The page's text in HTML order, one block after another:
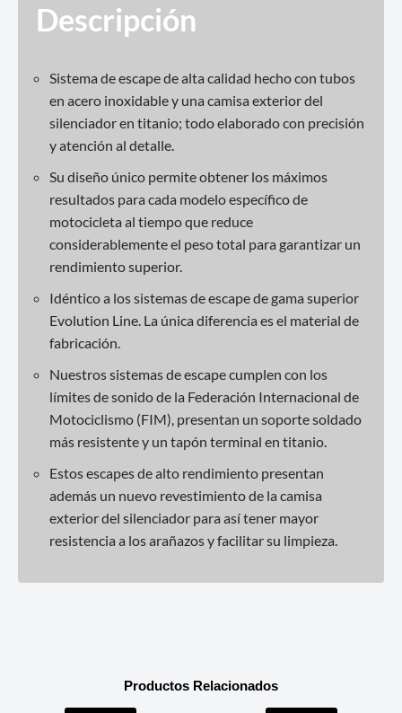
Descripción
Sistema de escape de alta calidad hecho con tubos
en acero inoxidable y una camisa exterior del
silenciador en titanio; todo elaborado con precisión
y atención al detalle.
Su diseño único permite obtener los máximos
resultados para cada modelo específico de
motocicleta al tiempo que reduce
considerablemente el peso total para garantizar un
rendimiento superior.
Idéntico a los sistemas de escape de gama superior
Evolution Line. La única diferencia es el material de
fabricación.
Nuestros sistemas de escape cumplen con los
límites de sonido de la Federación Internacional de
Motociclismo (FIM), presentan un soporte soldado
más resistente y un tapón terminal en titanio.
Estos escapes de alto rendimiento presentan
además un nuevo revestimiento de la camisa
exterior del silenciador para así tener mayor
resistencia a los arañazos y facilitar su limpieza.
Productos Relacionados